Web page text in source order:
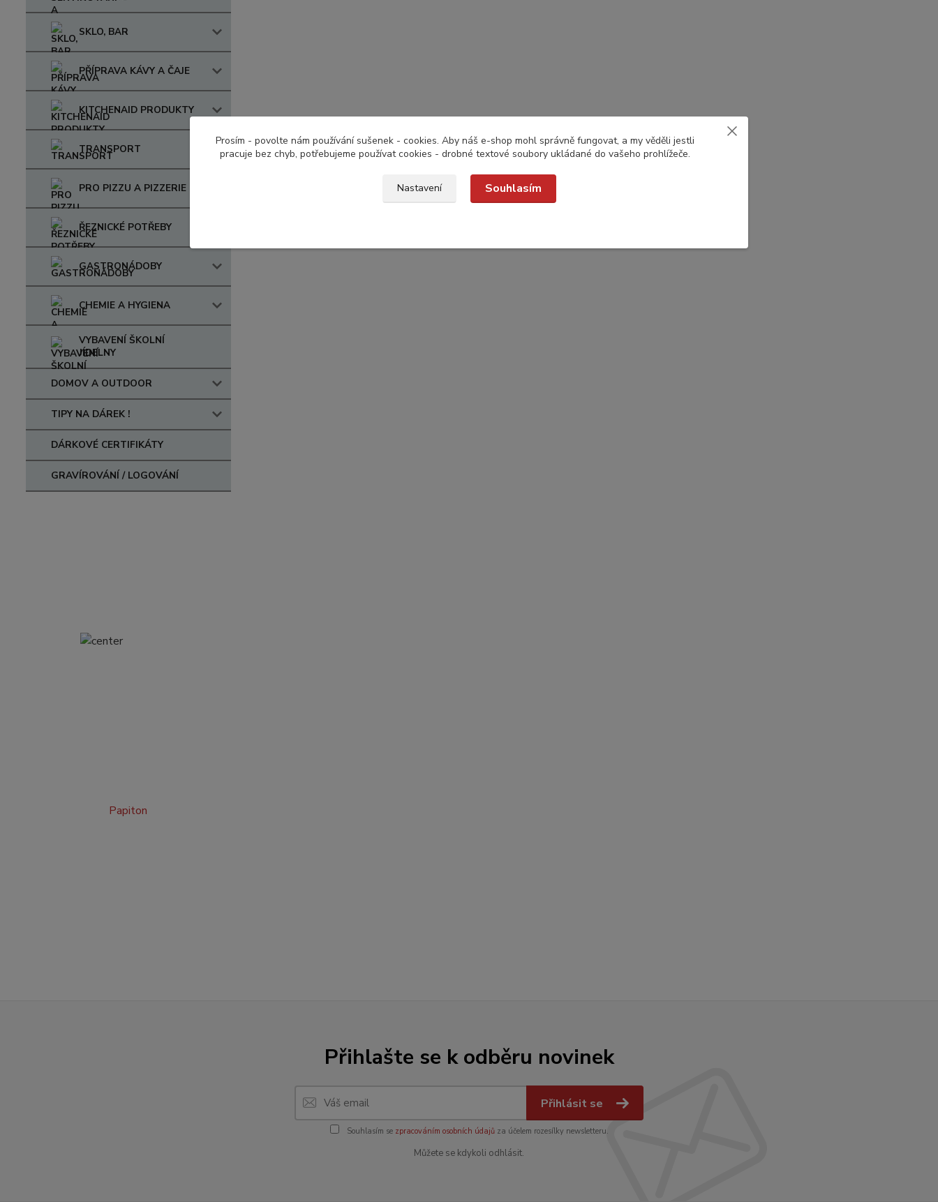
SKLO, BAR
PŘÍPRAVA KÁVY A ČAJE
KITCHENAID PRODUKTY
TRANSPORT
PRO PIZZU A PIZZERIE
ŘEZNICKÉ POTŘEBY
GASTRONÁDOBY
CHEMIE A HYGIENA
VYBAVENÍ ŠKOLNÍ
JÍDELNY
DOMOV A OUTDOOR
TIPY NA DÁREK !
DÁRKOVÉ CERTIFIKÁTY
GRAVÍROVÁNÍ / LOGOVÁNÍ
Papiton
Přihlašte se k odběru novinek
Přihlásit se
Souhlasím se zpracováním osobních údajůza účelem rozesílky newsletteru.
Můžete se kdykoli odhlásit.
Prosím - povolte nám používání sušenek - cookies. Aby náš e-shop mohl správně fungovat, a my věděli jestli
pracuje bez chyb, potřebujeme používat cookies - drobné textové soubory ukládané do vašeho prohlížeče.
Nastavení Souhlasím